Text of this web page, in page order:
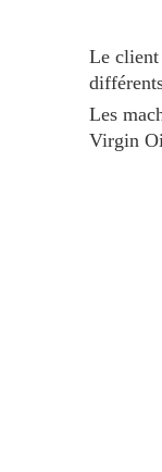
Le client
Les
Virgin